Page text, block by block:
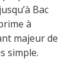
Bac
à
majeur de
simple.